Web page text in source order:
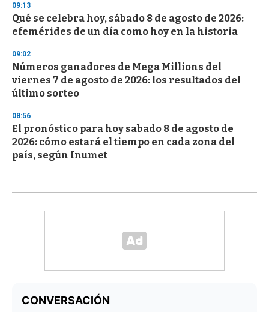
09:13
Qué se celebra hoy, sábado 8 de agosto de 2026:
efemérides de un día como hoy en la historia
09:02
Números ganadores de Mega Millions del
viernes 7 de agosto de 2026: los resultados del
último sorteo
08:56
El pronóstico para hoy sabado 8 de agosto de
2026: cómo estará el tiempo en cada zona del
país, según Inumet